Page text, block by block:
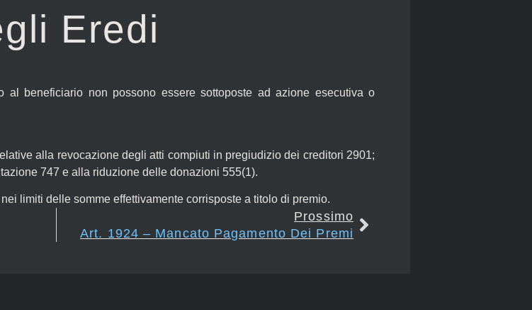
Eredi
al beneficiario non possono essere sottoposte ad azione esecutiva o
alla revocazione degli atti compiuti in pregiudizio dei creditori 2901;
747 e alla riduzione delle donazioni 555(1).
limiti delle somme effettivamente corrisposte a titolo di premio.
Prossimo
Art. 1924 – Mancato Pagamento Dei Premi